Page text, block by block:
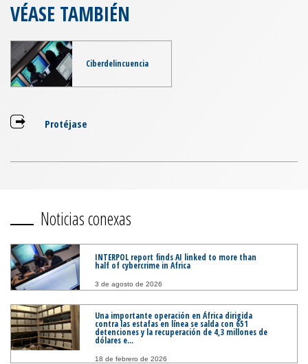
VÉASE TAMBIÉN
Ciberdelincuencia
Protéjase
Noticias conexas
INTERPOL report finds AI linked to more than
half of cybercrime in Africa
3 de agosto de 2026
Una importante operación en África dirigida
contra las estafas en línea se salda con 651
detenciones y la recuperación de 4,3 millones de
dólares e...
18 de febrero de 2026